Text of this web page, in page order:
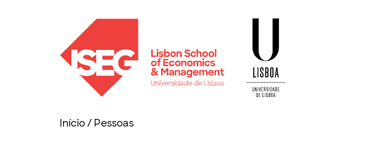
Início/ Pessoas